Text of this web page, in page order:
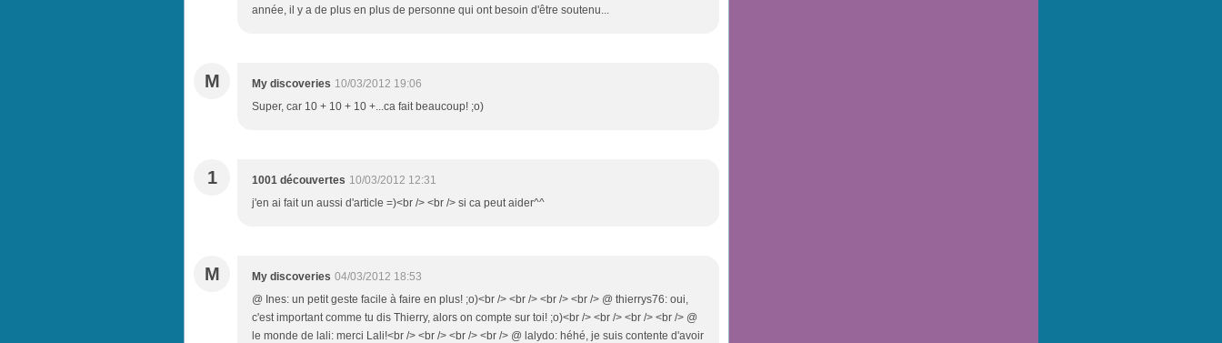
année, il y a de plus en plus de personne qui ont besoin d'être soutenu...
M My discoveries 10/03/2012 19:06
Super, car 10 + 10 + 10 +...ca fait beaucoup! ;o)
1 1001 découvertes 10/03/2012 12:31
j'en ai fait un aussi d'article =)<br /> <br /> si ca peut aider^^
M My discoveries 04/03/2012 18:53
@ Ines: un petit geste facile à faire en plus! ;o)<br /> <br /> <br /> <br /> @ thierrys76: oui,
c'est important comme tu dis Thierry, alors on compte sur toi! ;o)<br /> <br /> <br /> <br /> @
le monde de lali: merci Lali!<br /> <br /> <br /> <br /> @ lalydo: héhé, je suis contente d'avoir